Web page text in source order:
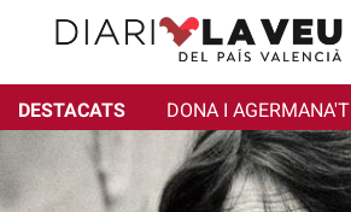
DESTACATS DONA I AGERMANA'T